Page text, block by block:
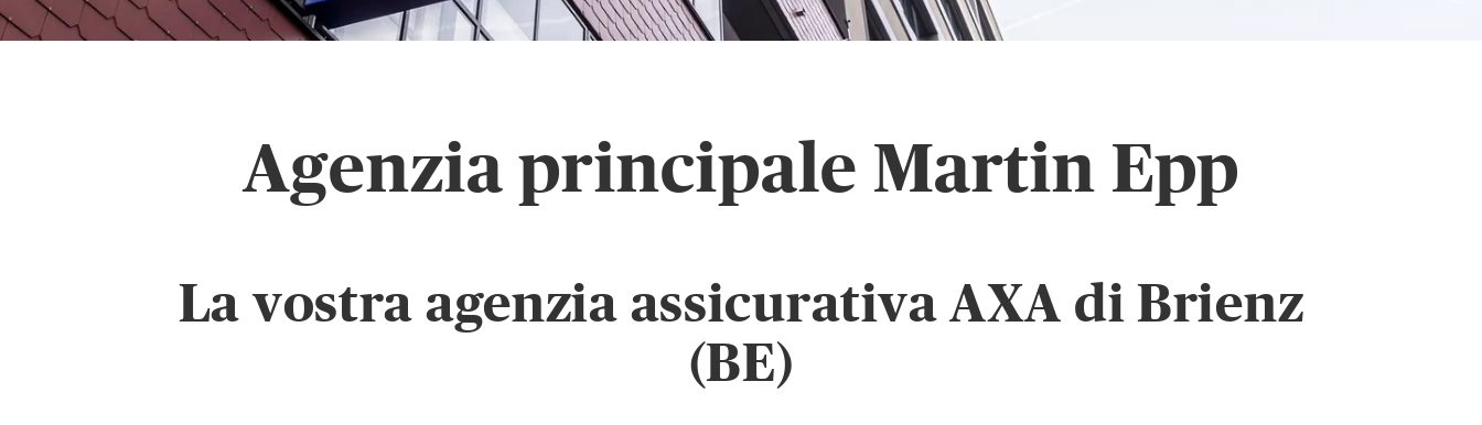
Agenzia principale Martin Epp
La vostra agenzia assicurativa AXA di Brienz
(BE)